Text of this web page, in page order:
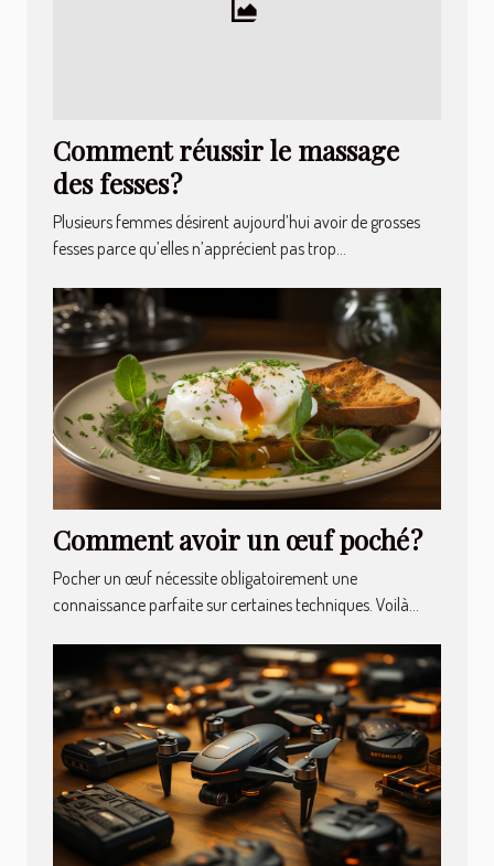
Comment réussir le massage
des fesses ?
Plusieurs femmes désirent aujourd’hui avoir de grosses
fesses parce qu’elles n’apprécient pas trop...
Comment avoir un œuf poché ?
Pocher un œuf nécessite obligatoirement une
connaissance parfaite sur certaines techniques. Voilà...